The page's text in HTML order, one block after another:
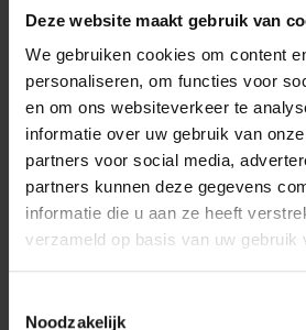
Deze website maakt gebruik van
We gebruiken cookies om content
personaliseren, om functies voor
en om ons websiteverkeer te
informatie over uw gebruik van
partners voor social media,
partners kunnen deze gegevens
informatie die u aan ze heeft
verzameld op basis van uw gebruik
Noodzakelijk
techniek, grond-, weg- en
vergelijkbaar;
Minimaal 2+ jaar werkervaring
grond-, weg- en waterbouw
Verantwoording kunnen nemen
leiding over de uitvoering of
meerdere (complexe) projecten,
werkzaamheden veilig, kwalitatief
kracht te zetten zodat ook zij zich